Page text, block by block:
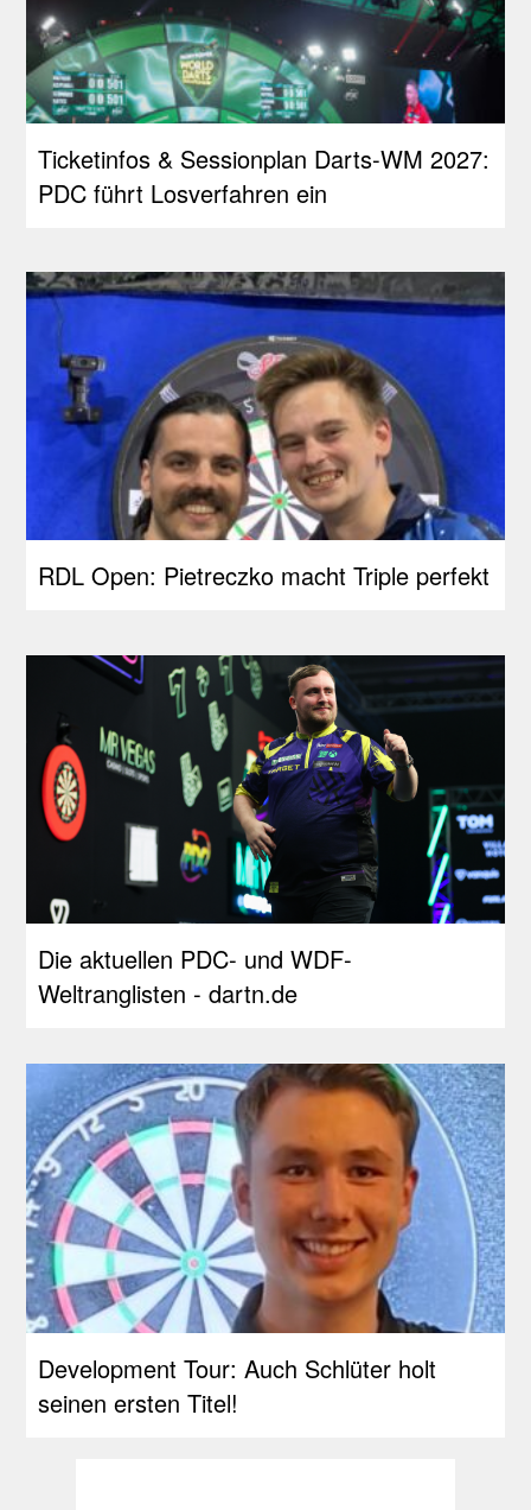
Ticketinfos & Sessionplan Darts-WM 2027:
PDC führt Losverfahren ein
RDL Open: Pietreczko macht Triple perfekt
Die aktuellen PDC- und WDF-
Weltranglisten - dartn.de
Development Tour: Auch Schlüter holt
seinen ersten Titel!